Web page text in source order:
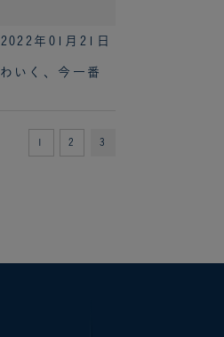
年01月21日
いく、今一番
2 3